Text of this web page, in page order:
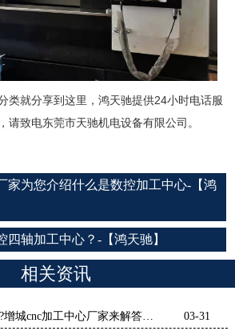
类就分享到这里，鸿天驰提供24小时电话服
请致电东莞市天驰机电设备有限公司。
家为您介绍什么是数控加工中心-【鸿
四轴加工中心？-【鸿天驰】
相关资讯
城cnc加工中心厂家来解答-
03-31